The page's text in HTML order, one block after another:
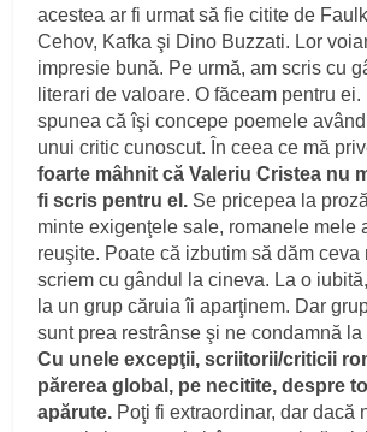
acestea ar fi urmat să fie citite de
Cehov, Kafka şi Dino Buzzati. Lor
impresie bună. Pe urmă, am scris cu
literari de valoare. O făceam pentru
spunea că îşi concepe poemele
unui critic cunoscut. În ceea ce mă
foarte mâhnit că Valeriu Cristea nu
fi scris pentru el. Se pricepea la
minte exigenţele sale, romanele mele
reuşite. Poate că izbutim să dăm ceva
scriem cu gândul la cineva. La o
la un grup căruia îi aparţinem. Dar
sunt prea restrânse şi ne condamnă
Cu unele excepţii, scriitorii/criticii
părerea global, pe necitite, despre
apărute. Poţi fi extraordinar, dar dacă